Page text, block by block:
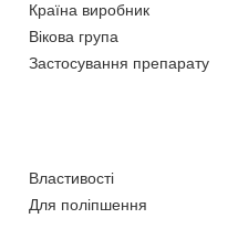
Країна виробник
Вікова група
Застосування препарату
Властивості
Для поліпшення